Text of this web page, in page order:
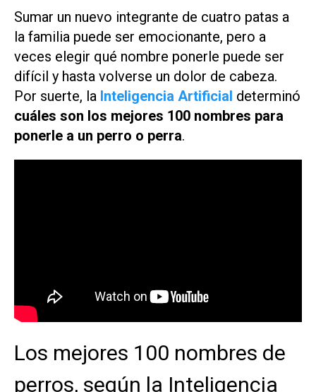
Sumar un nuevo integrante de cuatro patas a
la familia puede ser emocionante, pero a
veces elegir qué nombre ponerle puede ser
difícil y hasta volverse un dolor de cabeza.
Por suerte, la Inteligencia Artificial determinó
cuáles son los mejores 100 nombres para
ponerle a un perro o perra.
Los mejores 100 nombres de
perros, según la Inteligencia